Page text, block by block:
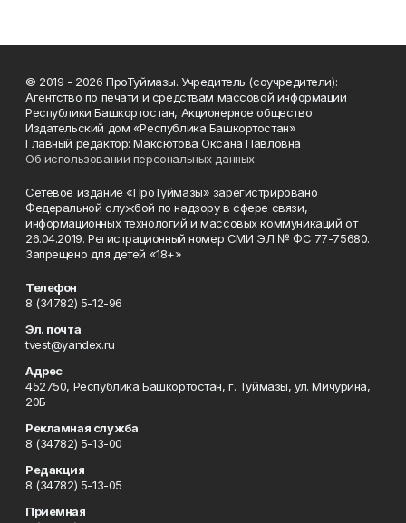
© 2019 - 2026 ПроТуймазы. Учредитель (соучредители):
Агентство по печати и средствам массовой информации
Республики Башкортостан, Акционерное общество
Издательский дом «Республика Башкортостан»
Главный редактор: Максютова Оксана Павловна
Об использовании персональных данных
Сетевое издание «ПроТуймазы» зарегистрировано
Федеральной службой по надзору в сфере связи,
информационных технологий и массовых коммуникаций от
26.04.2019. Регистрационный номер СМИ ЭЛ № ФС 77-75680.
Запрещено для детей «18+»
Телефон
8 (34782) 5-12-96
Эл. почта
tvest@yandex.ru
Адрес
452750, Республика Башкортостан, г. Туймазы, ул. Мичурина,
20Б
Рекламная служба
8 (34782) 5-13-00
Редакция
8 (34782) 5-13-05
Приемная